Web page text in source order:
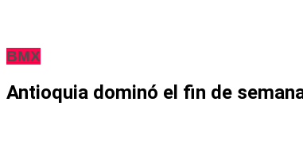
BMX
Antioquia dominó el fin de